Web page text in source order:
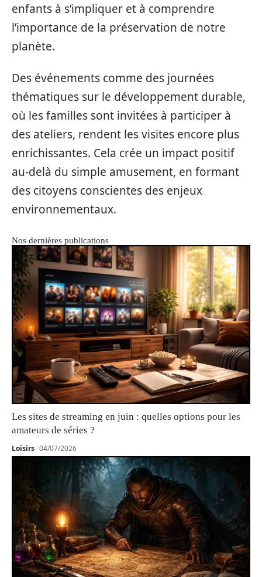
enfants à s’impliquer et à comprendre
l’importance de la préservation de notre
planète.
Des événements comme des journées
thématiques sur le développement durable,
où les familles sont invitées à participer à
des ateliers, rendent les visites encore plus
enrichissantes. Cela crée un impact positif
au-delà du simple amusement, en formant
des citoyens conscientes des enjeux
environnementaux.
Nos dernières publications
Les sites de streaming en juin : quelles options pour les
amateurs de séries ?
Loisirs 04/07/2026